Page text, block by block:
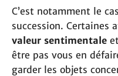
C’est notamment le
succession. Certaines
valeur sentimentale
être pas vous en
garder les objets